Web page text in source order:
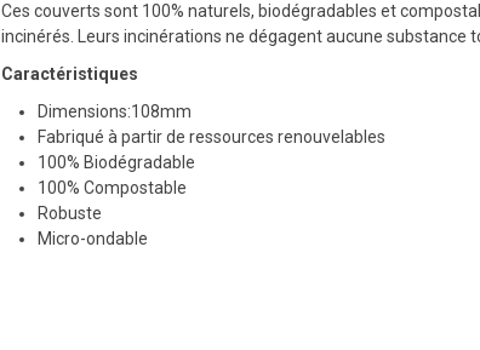
Ces couverts sont 100% naturels, biodégradables et
incinérés. Leurs incinérations ne dégagent aucune substance
Caractéristiques
Dimensions:108mm
Fabriqué à partir de ressources renouvelables
100% Biodégradable
100% Compostable
Robuste
Micro-ondable